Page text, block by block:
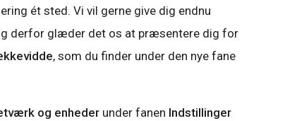
ét sted. Vi vil gerne give dig endnu
derfor glæder det os at præsentere dig for
, som du finder under den nye fane
og enheder under fanen Indstillinger